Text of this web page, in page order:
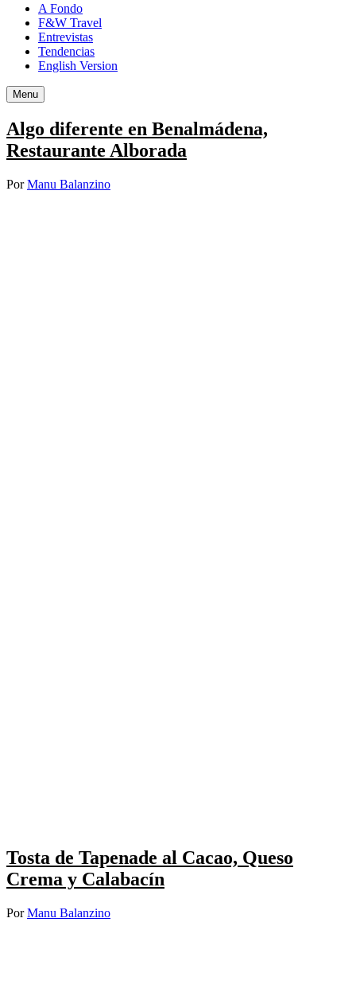
A Fondo
F&W Travel
Entrevistas
Tendencias
English Version
Search
Menu
Algo diferente en Benalmádena,
Restaurante Alborada
PorManu Balanzino
Tosta de Tapenade al Cacao, Queso
Crema y Calabacín
PorManu Balanzino